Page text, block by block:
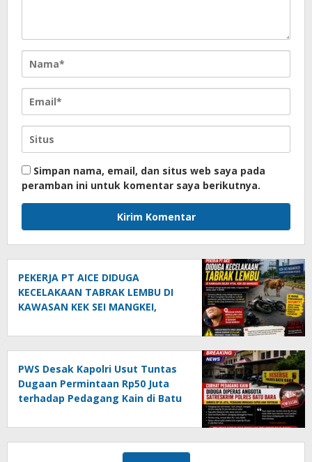
Simpan nama, email, dan situs web saya pada
peramban ini untuk komentar saya berikutnya.
PEKERJA PT AICE DIDUGA
KECELAKAAN TABRAK LEMBU DI
KAWASAN KEK SEI MANGKEI,
PWS Desak Kapolri Usut Tuntas
Dugaan Permintaan Rp50 Juta
terhadap Pedagang Kain di Batu
Harus Di-PTDH